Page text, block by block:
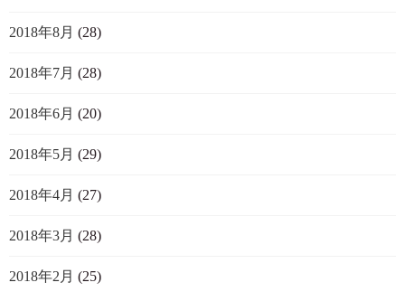
2018年8月 (28)
2018年7月 (28)
2018年6月 (20)
2018年5月 (29)
2018年4月 (27)
2018年3月 (28)
2018年2月 (25)